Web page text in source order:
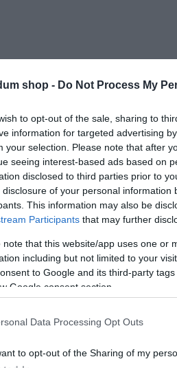
shop - Do Not Process My
to opt-out of the sale, sharing to
information for targeted advertising
your selection. Please note that after
seeing interest-based ads based on
disclosed to third parties prior to
of your personal information
This information may also be
Participants that may further
note that this website/app uses one or
including but not limited to your
to Google and its third-party
Google consent section.
Data Processing Opt Outs
to opt-out of the Sharing of my
illattal.
ajándék szeretteidnek, bármilyen
ajánljuk mindenkinek!
képi és szövegi tartalom nem
-50%